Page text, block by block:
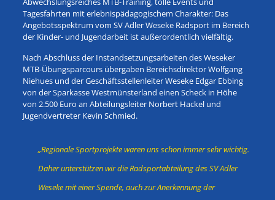
Tagesfahrten mit erlebnispädagogischem Charakter: Das
Angebotsspektrum vom SV Adler Weseke Radsport im Bereich
der Kinder- und Jugendarbeit ist außerordentlich vielfältig.
Nach Abschluss der Instandsetzungsarbeiten des Weseker
MTB-Übungsparcours übergaben Bereichsdirektor Wolfgang
Niehues und der Geschäftsstellenleiter Weseke Edgar Ebbing
von der Sparkasse Westmünsterland einen Scheck in Höhe
von 2.500 Euro an Abteilungsleiter Norbert Hackel und
Jugendvertreter Kevin Schmied.
„Regionale Sportprojekte waren uns schon immer sehr wichtig.
Daher unterstützen wir die Radsportabteilung des SV Adler
Weseke mit einer Spende, auch zur Anerkennung der